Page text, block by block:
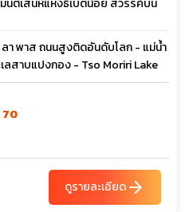
นต์เสน่ห์แห่งธิเบตน้อย สวรรค์บน
ลา พาส ถนนสูงติดอันดับโลก - แม่น้ำ
ลสาบแปงกอง - Tso Moriri Lake
70
ดูรายละเอียดarrow_forward